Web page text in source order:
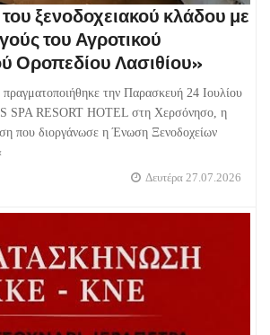
ξενοδοχειακού κλάδου με
του Αγροτικού
Οροπεδίου Λασιθίου»
πραγματοποιήθηκε την Παρασκευή 24 Ιουλίου
SPA RESORT HOTEL στη Χερσόνησο, η
που διοργάνωσε η Ένωση Ξενοδοχείων
Δευτέρα 27.07.2026